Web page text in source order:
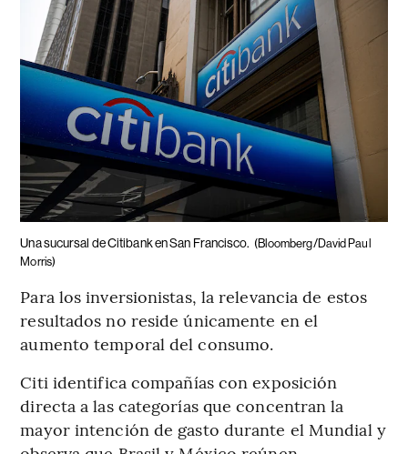
Una sucursal de Citibank en San Francisco. (Bloomberg/David Paul
Morris)
Para los inversionistas, la relevancia de estos
resultados no reside únicamente en el
aumento temporal del consumo.
Citi identifica compañías con exposición
directa a las categorías que concentran la
mayor intención de gasto durante el Mundial y